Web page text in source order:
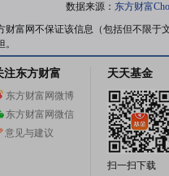
数据来源： 东方财富
富网不保证该信息（包括但不限
注东方财富
东方财富网微博
东方财富网微信
意见与建议
天天基金
扫一扫下载